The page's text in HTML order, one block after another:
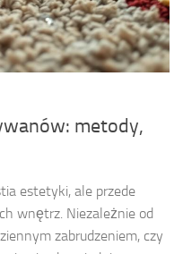
metody,
estetyki, ale przede
wnętrz. Niezależnie od
zabrudzeniem, czy